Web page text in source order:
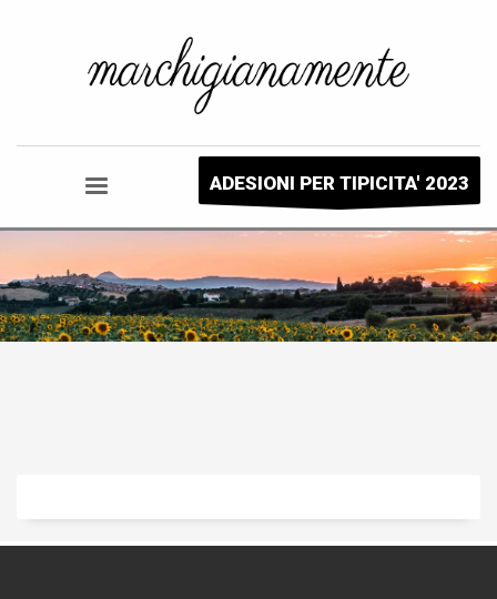
ADESIONI PER TIPICITA' 2023